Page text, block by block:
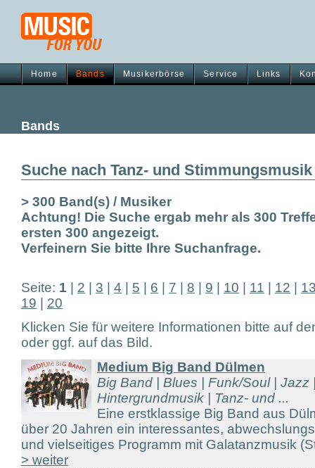
Home Bands Musikerbörse Service Links
Bands
Suche nach Tanz- und Stimmungsmusik
> 300 Band(s) / Musiker
Achtung! Die Suche ergab mehr als 300
ersten 300 angezeigt.
Verfeinern Sie bitte Ihre Suchanfrage.
Seite: 1 2 3 4 5 6 7 8 9 10 11 12
19
20
Klicken Sie für weitere Informationen bitte auf
oder ggf. auf das Bild.
Medium Big Band Dülmen
Big Band | Blues | Funk/Soul | Jazz
Hintergrundmusik | Tanz- und ...
Eine erstklassige Big Band aus
über 20 Jahren ein interessantes,
und vielseitiges Programm mit Galatanzmusik
> weiter